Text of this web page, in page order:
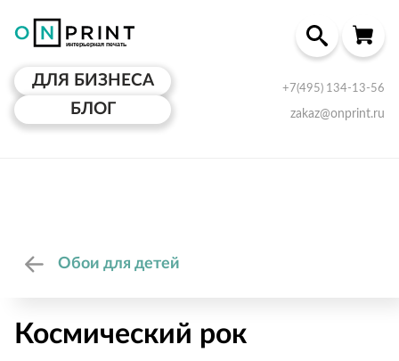
ДЛЯ БИЗНЕСА
БЛОГ
+7(495) 134-13-56
zakaz@onprint.ru
Обои для детей
Космический рок